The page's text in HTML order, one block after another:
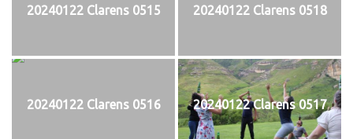
20240122 Clarens 0515 20240122 Clarens 0518
20240122 Clarens 0516 20240122 Clarens 0517